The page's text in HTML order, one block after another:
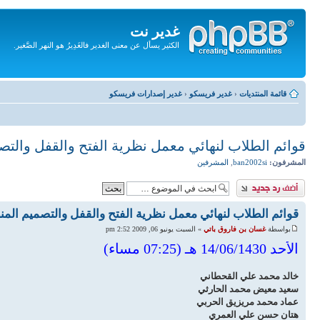
غدير نت
الكثير يسأل عن معنى الغدير فالغَدِيرُ هو النهر الصَّغير.
المحتويات
قائمة المنتديات ‹ غدير فريسكو ‹ غدير إصدارات فريسكو
قوائم الطلاب لنهائي معمل نظرية الفتح والقفل
المشرفون: ban2002si المشرفين
إضافة رد
قوائم الطلاب لنهائي معمل نظرية الفتح والقفل والتصميم
بواسطةغسان بن فاروق باتي » السبت يونيو 06, 2009 2:52 pm
الأحد 14/06/1430 هـ (07:25 مساء)
خالد محمد علي القحطاني
سعيد معيض محمد الحارثي
عماد محمد مريزيق الحربي
هتان حسن علي العمري